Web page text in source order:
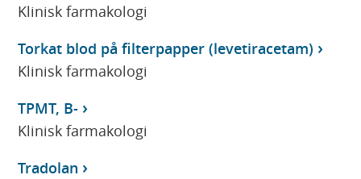
Klinisk farmakologi
Torkat blod på filterpapper (levetiracetam)
Klinisk farmakologi
TPMT, B-
Klinisk farmakologi
Tradolan